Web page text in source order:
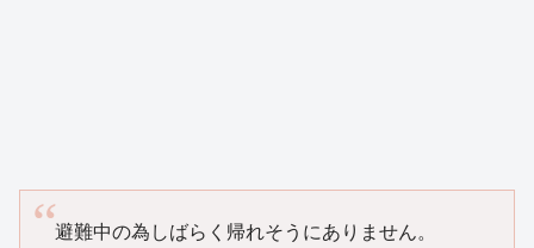
避難中の為しばらく帰れそうにありません。